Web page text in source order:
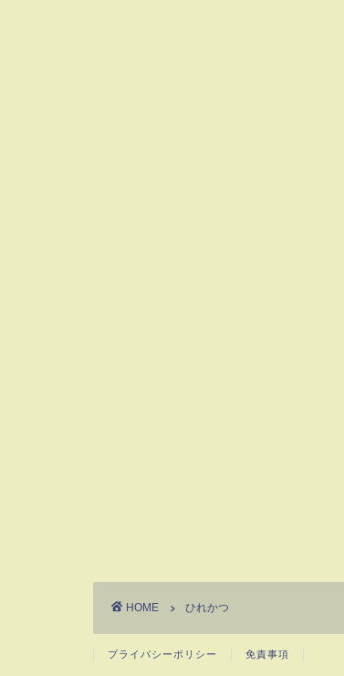
HOME ひれかつ
プライバシーポリシー 免責事項